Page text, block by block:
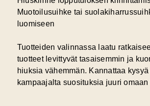
Muotoilusuihke tai
luomiseen
Tuotteiden valinnassa laatu
tuotteet levittyvät tasaisemmin ja
hiuksia vähemmän. Kannattaa
kampaajalta suosituksia juuri